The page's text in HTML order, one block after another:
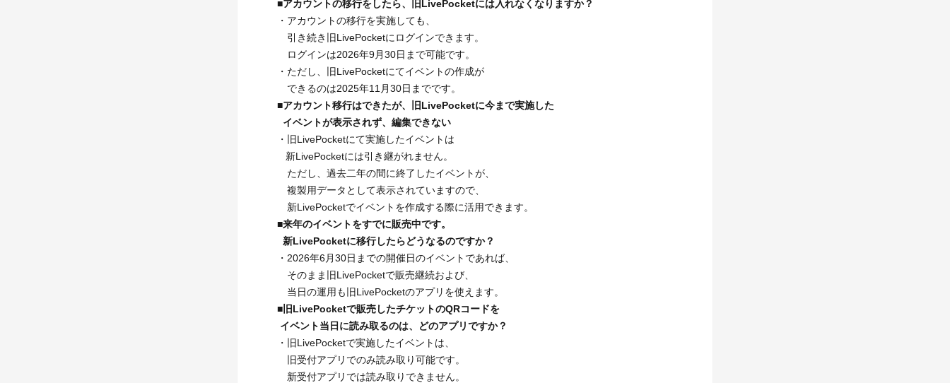
■アカウントの移行をしたら、旧LivePocketには入れなくなりますか？
・アカウントの移行を実施しても、
引き続き 旧LivePocketにログインできます。
ログインは2026年9月30日まで可能です。
・ただし、旧LivePocketにてイベントの作成が
できるのは2025年11月30日までです。
■アカウント移行はできたが、旧LivePocketに今まで実施した
イベントが表示されず、編集できない
・旧LivePocketにて実施したイベントは
新LivePocketには引き継がれません。
ただし、過去二年の間に終了したイベントが、
複製用データとして表示されていますので、
新LivePocketでイベントを作成する際に活用できます。
■来年のイベントをすでに販売中です。
新LivePocketに移行したらどうなるのですか？
・2026年6月30日までの開催日のイベント であれば、
そのまま旧LivePocketで販売継続および、
当日の運用も旧LivePocketのアプリを使えます。
■旧LivePocketで販売したチケットのQRコードを
イベント当日に読み取るのは、どのアプリですか？
・旧LivePocketで実施したイベントは、
旧受付アプリでのみ読み取り可能です。
新受付アプリでは読み取りできません。